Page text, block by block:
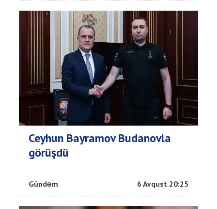
Ceyhun Bayramov Budanovla
görüşdü
Gündəm 6 Avqust 20:25